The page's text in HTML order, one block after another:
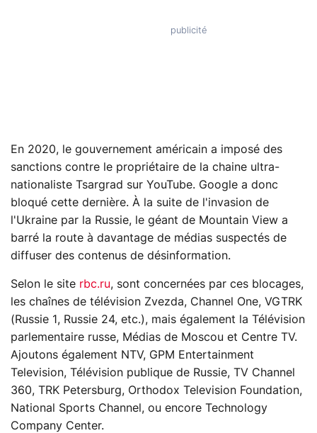
En 2020, le gouvernement américain a imposé des
sanctions contre le propriétaire de la chaine ultra-
nationaliste Tsargrad sur YouTube. Google a donc
bloqué cette dernière. À la suite de l'invasion de
l'Ukraine par la Russie, le géant de Mountain View a
barré la route à davantage de médias suspectés de
diffuser des contenus de désinformation.
Selon le site rbc.ru, sont concernées par ces blocages,
les chaînes de télévision Zvezda, Channel One, VGTRK
(Russie 1, Russie 24, etc.), mais également la Télévision
parlementaire russe, Médias de Moscou et Centre TV.
Ajoutons également NTV, GPM Entertainment
Television, Télévision publique de Russie, TV Channel
360, TRK Petersburg, Orthodox Television Foundation,
National Sports Channel, ou encore Technology
Company Center.